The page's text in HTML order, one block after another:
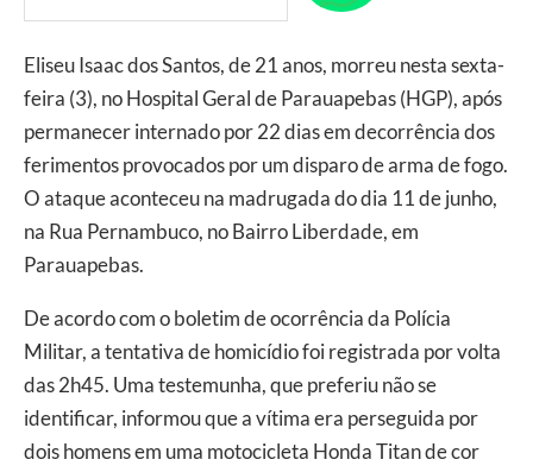
Eliseu Isaac dos Santos, de 21 anos, morreu nesta sexta-
feira (3), no Hospital Geral de Parauapebas (HGP), após
permanecer internado por 22 dias em decorrência dos
ferimentos provocados por um disparo de arma de fogo.
O ataque aconteceu na madrugada do dia 11 de junho,
na Rua Pernambuco, no Bairro Liberdade, em
Parauapebas.
De acordo com o boletim de ocorrência da Polícia
Militar, a tentativa de homicídio foi registrada por volta
das 2h45. Uma testemunha, que preferiu não se
identificar, informou que a vítima era perseguida por
dois homens em uma motocicleta Honda Titan de cor